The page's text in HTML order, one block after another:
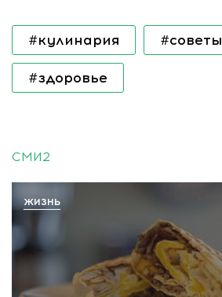
#кулинария #советы
#здоровье
СМИ2
ЖИЗНЬ